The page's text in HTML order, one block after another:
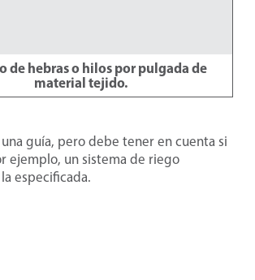
de hebras o hilos por pulgada de
material tejido.
guía, pero debe tener en cuenta si
ejemplo, un sistema de riego
especificada.